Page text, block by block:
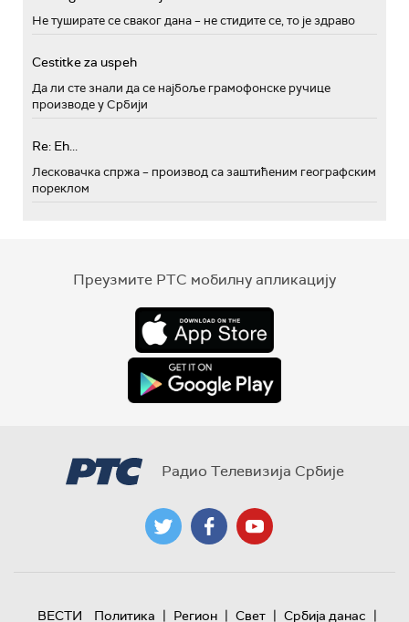
Не туширате се сваког дана – не стидите се, то је здраво
Cestitke za uspeh
Да ли сте знали да се најбоље грамофонске ручице
производе у Србији
Re: Eh...
Лесковачка спржа – производ са заштићеним географским
пореклом
Преузмите РТС мобилну апликацију
Радио Телевизија Србије
ВЕСТИ Политика | Регион | Свет | Србија данас |